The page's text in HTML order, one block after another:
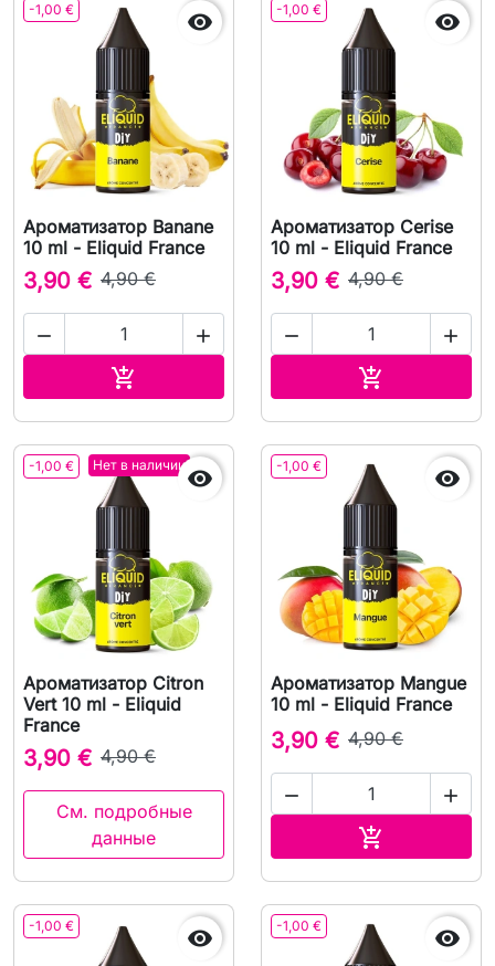
-1,00 € 
Ароматизатор Banane
10 ml - Eliquid France
3,90 € 4,90 €
 

-1,00 € 
Ароматизатор Cerise
10 ml - Eliquid France
3,90 € 4,90 €
 

-1,00 € Нет в наличии

Ароматизатор Citron
Vert 10 ml - Eliquid
France
3,90 € 4,90 €
См. подробные
данные
-1,00 € 
Ароматизатор Mangue
10 ml - Eliquid France
3,90 € 4,90 €
 

-1,00 €  -1,00 € 